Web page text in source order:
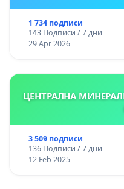
1 734 подписи
143 Подписи / 7 дни
29 Apr 2026
ЦЕНТРАЛНА
3 509 подписи
136 Подписи / 7 дни
12 Feb 2025